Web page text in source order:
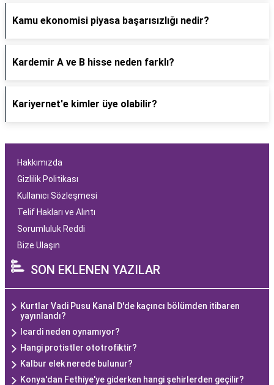
Kamu ekonomisi piyasa başarısızlığı nedir?
Kardemir A ve B hisse neden farklı?
Kariyernet'e kimler üye olabilir?
Hakkımızda
Gizlilik Politikası
Kullanıcı Sözleşmesi
Telif Hakları ve Alıntı
Sorumluluk Reddi
Bize Ulaşın
SON EKLENEN YAZILAR
Kurtlar Vadi Pusu Kanal D'de kaçıncı bölümden itibaren
yayınlandı?
Icardi neden oynamıyor?
Hangi protistler ototrofiktir?
Kalbur elek nerede bulunur?
Konya'dan Fethiye'ye giderken hangi şehirlerden geçilir?